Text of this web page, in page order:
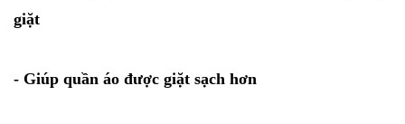
giặt
- Giúp quần áo được giặt sạch hơn